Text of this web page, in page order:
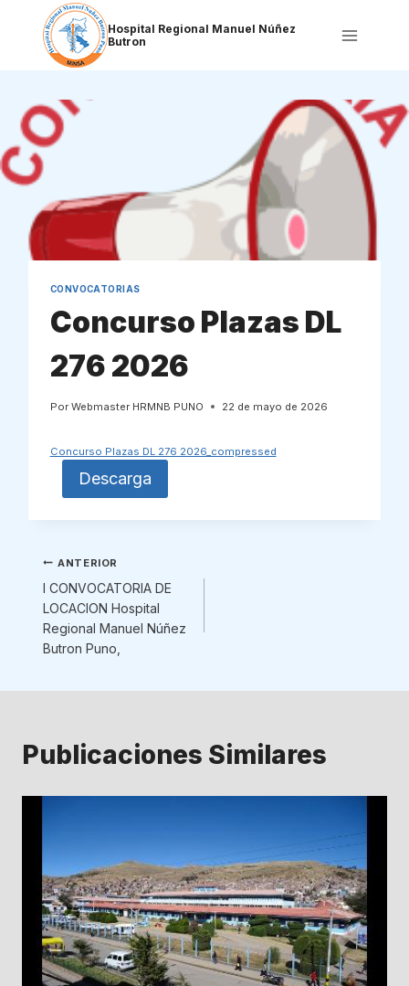
contenido
Hospital Regional Manuel Núñez
Butron
CONVOCATORIAS
Concurso Plazas DL
276 2026
Por Webmaster HRMNB PUNO 22 de mayo de 2026
Concurso Plazas DL 276 2026_compressed
Descarga
Navegación
de
entradas
ANTERIOR
I CONVOCATORIA DE
LOCACION Hospital
Regional Manuel Núñez
Butron Puno,
Publicaciones Similares